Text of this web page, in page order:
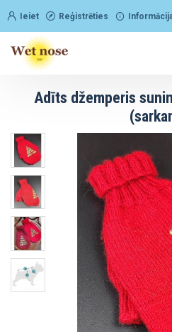
Ieiet Reģistrēties
Adīts džemperis